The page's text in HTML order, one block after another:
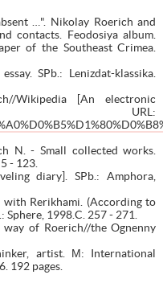
…". Nikolay Roerich and
contacts. Feodosiya album.
of the Southeast Crimea.
SPb.: Lenizdat-klassika.
Wikipedia [An electronic
URL:
N. - Small collected works.
- 123.
diary]. SPb.: Amphora,
with Rerikhami. (According to
Sphere, 1998.C. 257 - 271.
of Roerich//the Ognenny
artist. М: International
192 pages.